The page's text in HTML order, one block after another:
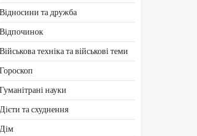
Відносини та дружба
Відпочинок
Військова техніка та військові теми
Гороскоп
Гуманітрані науки
Дієти та схуднення
Дім